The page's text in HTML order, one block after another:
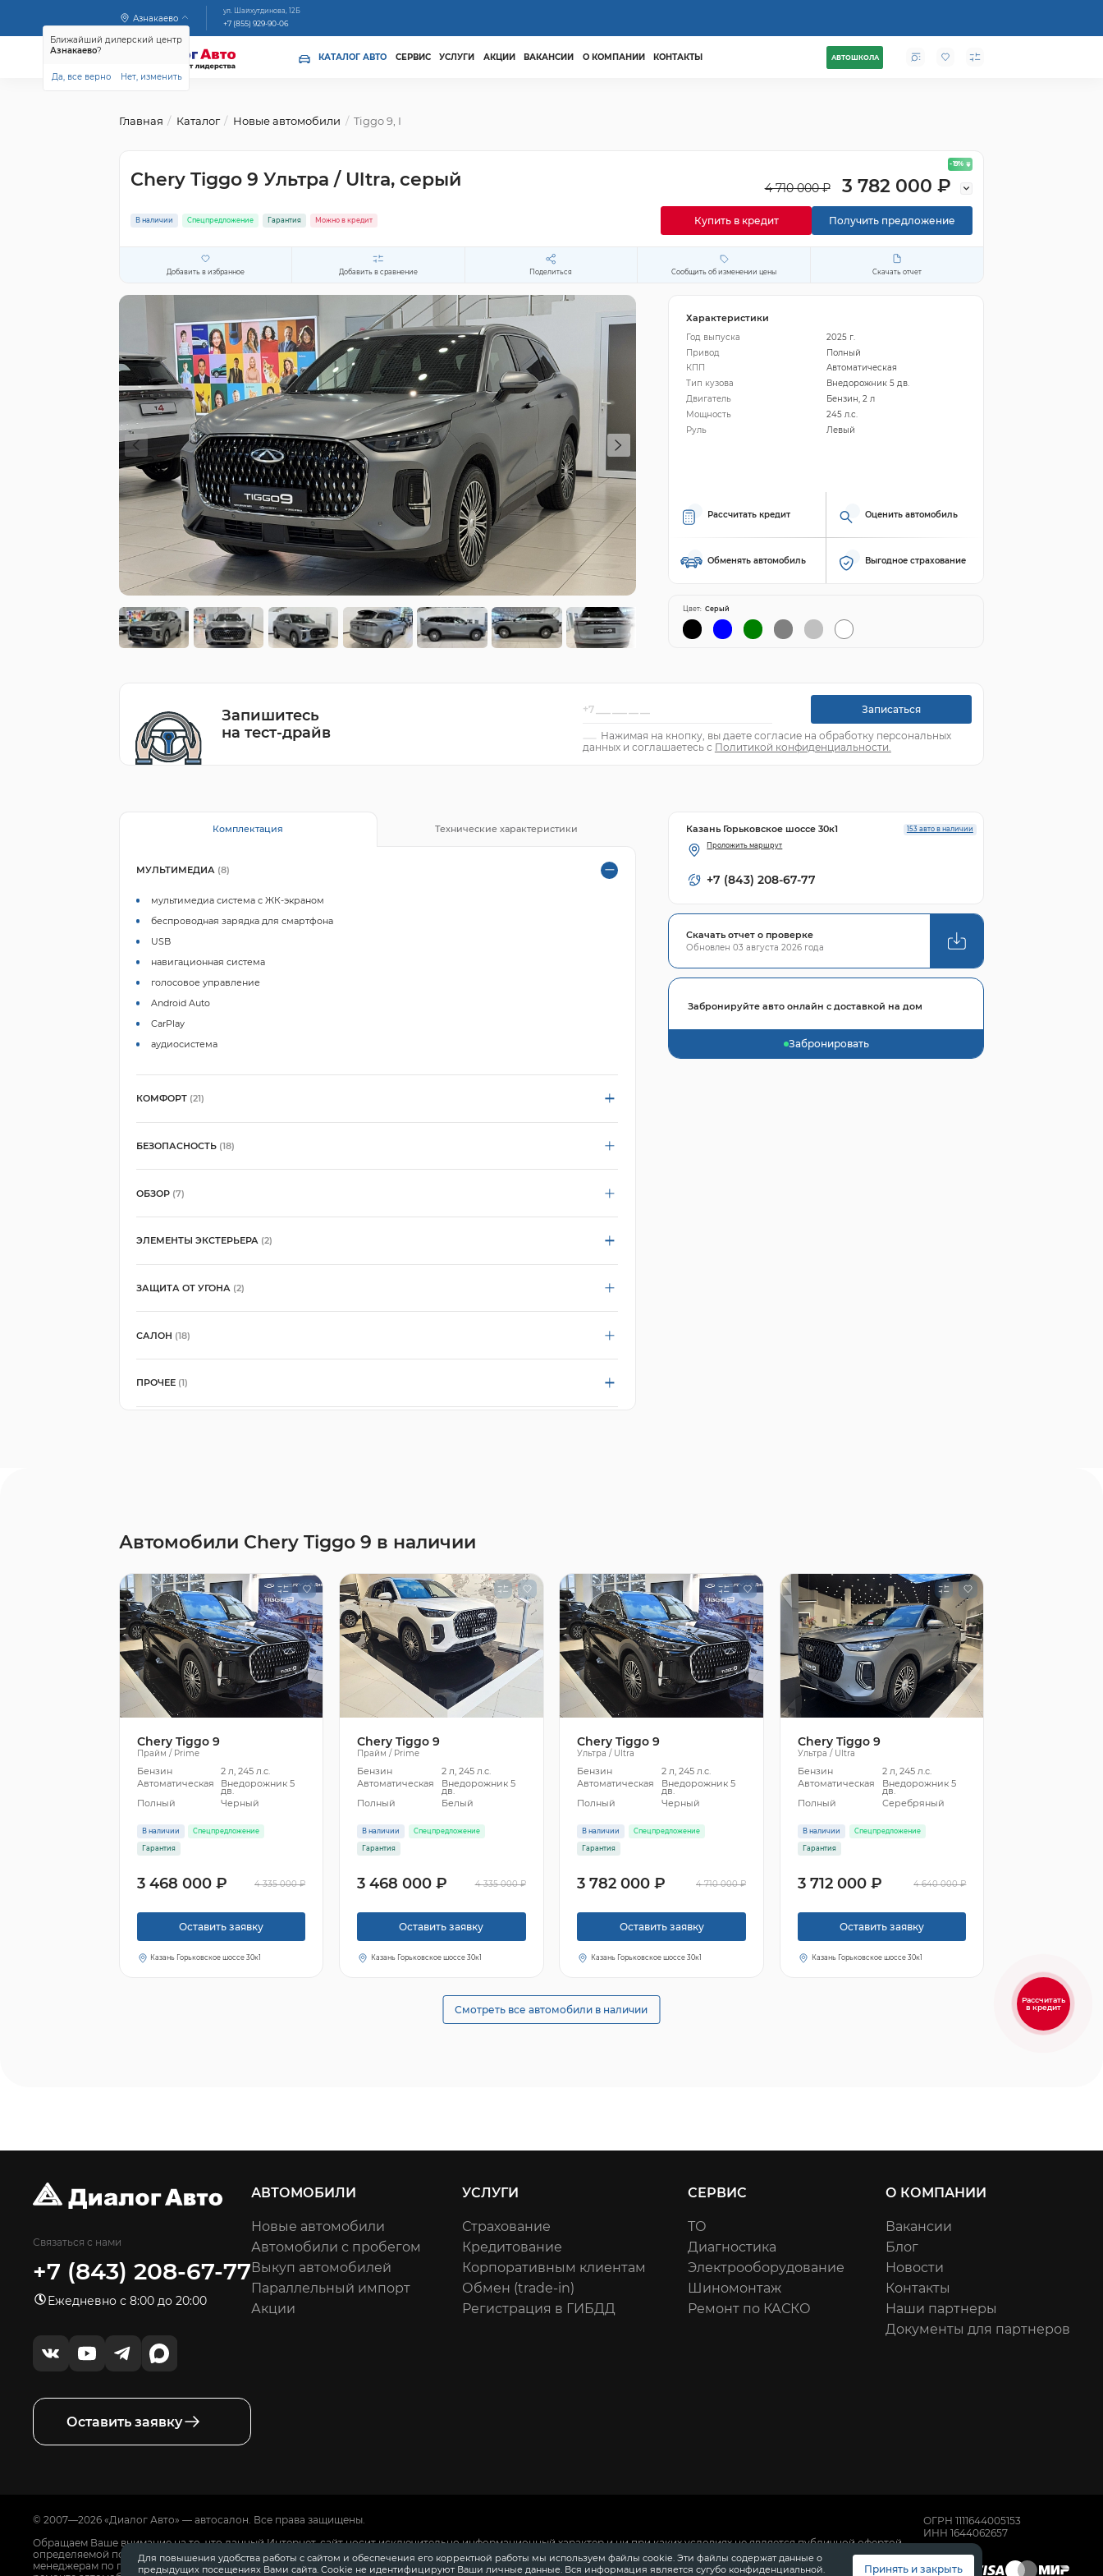
Азнакаево
Ближайший дилерский центр
Азнакаево?
Да, все верно Нет, изменить
ул. Шайхутдинова, 12Б
+7 (855) 929-90-06
КАТАЛОГ АВТО СЕРВИС УСЛУГИ АКЦИИ ВАКАНСИИ О КОМПАНИИ КОНТАКТЫ АВТОШКОЛА
Главная Каталог Новые автомобили Tiggo 9, I
Chery Tiggo 9 Ультра / Ultra, серый
- 19%
4 710 000 ₽ 3 782 000 ₽
В наличии Спецпредложение Гарантия Можно в кредит Купить в кредит Получить предложение
Добавить в избранное Добавить в сравнение Поделиться Сообщить об изменении цены Скачать отчет
Характеристики
Год выпуска
2025 г.
Привод
Полный
КПП
Автоматическая
Тип кузова
Внедорожник 5 дв.
Двигатель
Бензин, 2 л
Мощность
245 л.с.
Руль
Левый
Рассчитать кредит Оценить автомобиль
Обменять автомобиль Выгодное страхование
Цвет: Серый
Запишитесь
на тест-драйв
Записаться
Нажимая на кнопку, вы даете согласие на обработку персональных
данных и соглашаетесь с Политикой конфиденциальности.
Комплектация Технические характеристики
МУЛЬТИМЕДИА (8)
мультимедиа система с ЖК-экраном
беспроводная зарядка для смартфона
USB
навигационная система
голосовое управление
Android Auto
CarPlay
аудиосистема
КОМФОРТ (21)
БЕЗОПАСНОСТЬ (18)
ОБЗОР (7)
ЭЛЕМЕНТЫ ЭКСТЕРЬЕРА (2)
ЗАЩИТА ОТ УГОНА (2)
САЛОН (18)
ПРОЧЕЕ (1)
153 авто в наличии
Казань Горьковское шоссе 30к1
Проложить маршрут
+7 (843) 208-67-77
Скачать отчет о проверке
Обновлен 03 августа 2026 года
Забронируйте авто онлайн с доставкой на дом
Забронировать
Автомобили Chery Tiggo 9 в наличии
Chery Tiggo 9
Прайм / Prime
Бензин
2 л, 245 л.с.
Автоматическая
Внедорожник 5
дв.
Полный
Черный
В наличии Спецпредложение
Гарантия
3 468 000 ₽ 4 335 000 ₽
Оставить заявку
Казань Горьковское шоссе 30к1
Chery Tiggo 9
Прайм / Prime
Бензин
2 л, 245 л.с.
Автоматическая
Внедорожник 5
дв.
Полный
Белый
В наличии Спецпредложение
Гарантия
3 468 000 ₽ 4 335 000 ₽
Оставить заявку
Казань Горьковское шоссе 30к1
Chery Tiggo 9
Ультра / Ultra
Бензин
2 л, 245 л.с.
Автоматическая
Внедорожник 5
дв.
Полный
Черный
В наличии Спецпредложение
Гарантия
3 782 000 ₽ 4 710 000 ₽
Оставить заявку
Казань Горьковское шоссе 30к1
Chery Tiggo 9
Ультра / Ultra
Бензин
2 л, 245 л.с.
Автоматическая
Внедорожник 5
дв.
Полный
Серебряный
В наличии Спецпредложение
Гарантия
3 712 000 ₽ 4 640 000 ₽
Оставить заявку
Казань Горьковское шоссе 30к1
Смотреть все автомобили в наличии
Связаться с нами
+7 (843) 208-67-77
Ежедневно с 8:00 до 20:00
Оставить заявку
АВТОМОБИЛИ
Новые автомобили
Автомобили с пробегом
Выкуп автомобилей
Параллельный импорт
Акции
УСЛУГИ
Страхование
Кредитование
Корпоративным клиентам
Обмен (trade-in)
Регистрация в ГИБДД
СЕРВИС
ТО
Диагностика
Электрооборудование
Шиномонтаж
Ремонт по КАСКО
О КОМПАНИИ
Вакансии
Блог
Новости
Контакты
Наши партнеры
Документы для партнеров
© 2007—2026 «Диалог Авто» — автосалон. Все права защищены.
Обращаем Ваше внимание на то, что данный Интернет-сайт носит исключительно информационный характер и ни при каких условиях не является публичной офертой,
определяемой положениями Статьи 437 Гражданского Кодекса Российской Федерации.Для получения подробной информации о стоимости автомобилей обращайтесь к
менеджерам по продажам автосалонов Диалог Авто. Для получения информации о приобретении автомобилей в кредит, страховании, техническом обслуживании и
ОГРН 1111644005153
ИНН 1644062657
Для повышения удобства работы с сайтом и обеспечения его корректной работы мы используем файлы cookie. Эти файлы содержат данные о
предыдущих посещениях Вами сайта. Cookie не идентифицируют Ваши личные данные. Вся информация является сугубо конфиденциальной.
Принять и закрыть
Рассчитать
в кредит